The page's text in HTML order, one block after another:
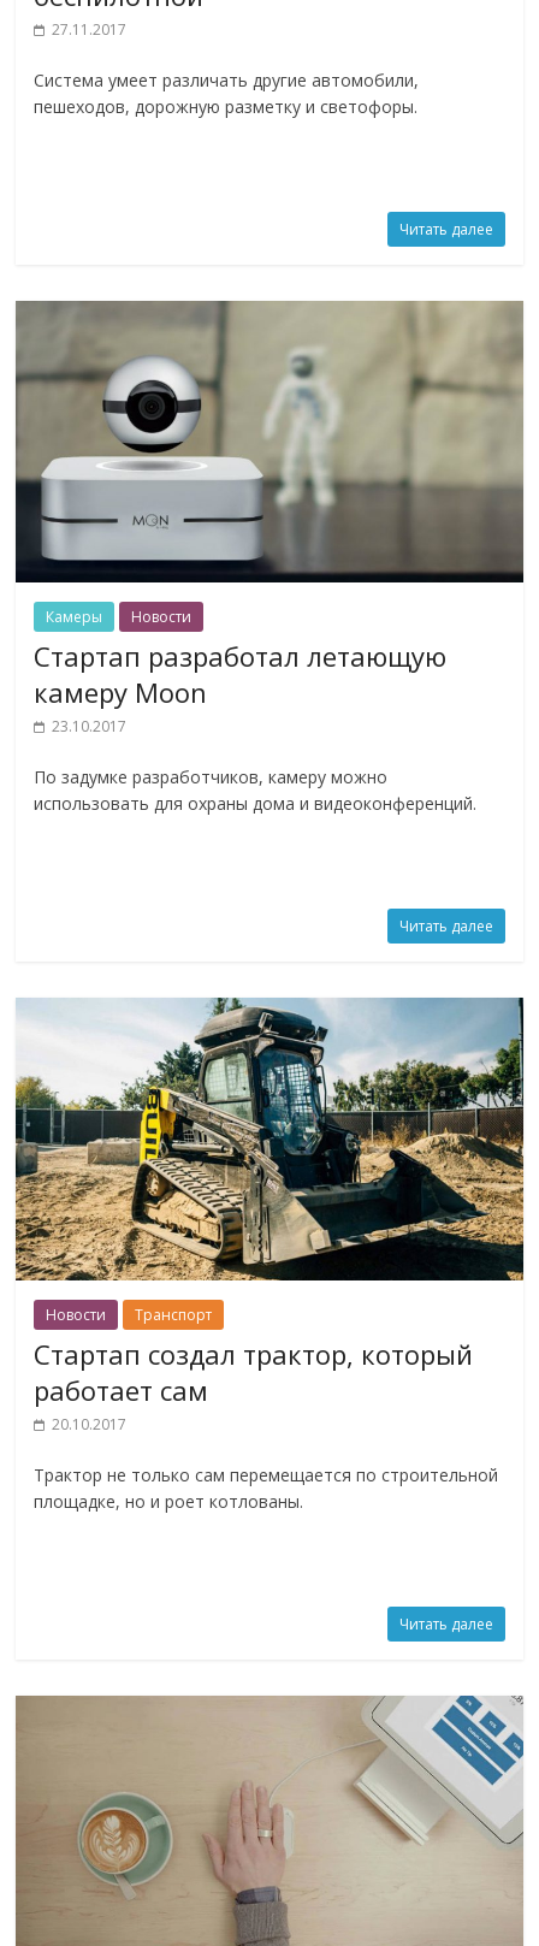
27.11.2017
Система умеет различать другие автомобили,
пешеходов, дорожную разметку и светофоры.
Читать далее
Камеры Новости
Стартап разработал летающую
камеру Moon
23.10.2017
По задумке разработчиков, камеру можно
использовать для охраны дома и видеоконференций.
Читать далее
Новости Транспорт
Стартап создал трактор, который
работает сам
20.10.2017
Трактор не только сам перемещается по строительной
площадке, но и роет котлованы.
Читать далее